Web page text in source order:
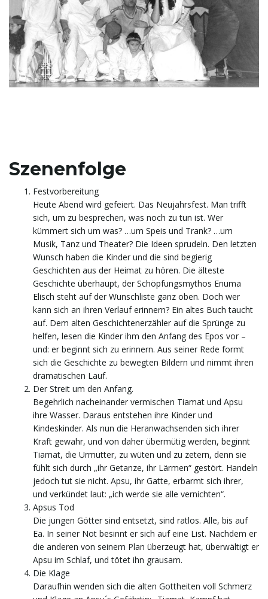
Szenenfolge
Festvorbereitung
Heute Abend wird gefeiert. Das Neujahrsfest. Man trifft
sich, um zu besprechen, was noch zu tun ist. Wer
kümmert sich um was? …um Speis und Trank? …um
Musik, Tanz und Theater? Die Ideen sprudeln. Den letzten
Wunsch haben die Kinder und die sind begierig
Geschichten aus der Heimat zu hören. Die älteste
Geschichte überhaupt, der Schöpfungsmythos Enuma
Elisch steht auf der Wunschliste ganz oben. Doch wer
kann sich an ihren Verlauf erinnern? Ein altes Buch taucht
auf. Dem alten Geschichtenerzähler auf die Sprünge zu
helfen, lesen die Kinder ihm den Anfang des Epos vor –
und: er beginnt sich zu erinnern. Aus seiner Rede formt
sich die Geschichte zu bewegten Bildern und nimmt ihren
dramatischen Lauf.
Der Streit um den Anfang.
Begehrlich nacheinander vermischen Tiamat und Apsu
ihre Wasser. Daraus entstehen ihre Kinder und
Kindeskinder. Als nun die Heranwachsenden sich ihrer
Kraft gewahr, und von daher übermütig werden, beginnt
Tiamat, die Urmutter, zu wüten und zu zetern, denn sie
fühlt sich durch „ihr Getanze, ihr Lärmen“ gestört. Handeln
jedoch tut sie nicht. Apsu, ihr Gatte, erbarmt sich ihrer,
und verkündet laut: „ich werde sie alle vernichten“.
Apsus Tod
Die jungen Götter sind entsetzt, sind ratlos. Alle, bis auf
Ea. In seiner Not besinnt er sich auf eine List. Nachdem er
die anderen von seinem Plan überzeugt hat, überwältigt er
Apsu im Schlaf, und tötet ihn grausam.
Die Klage
Daraufhin wenden sich die alten Gottheiten voll Schmerz